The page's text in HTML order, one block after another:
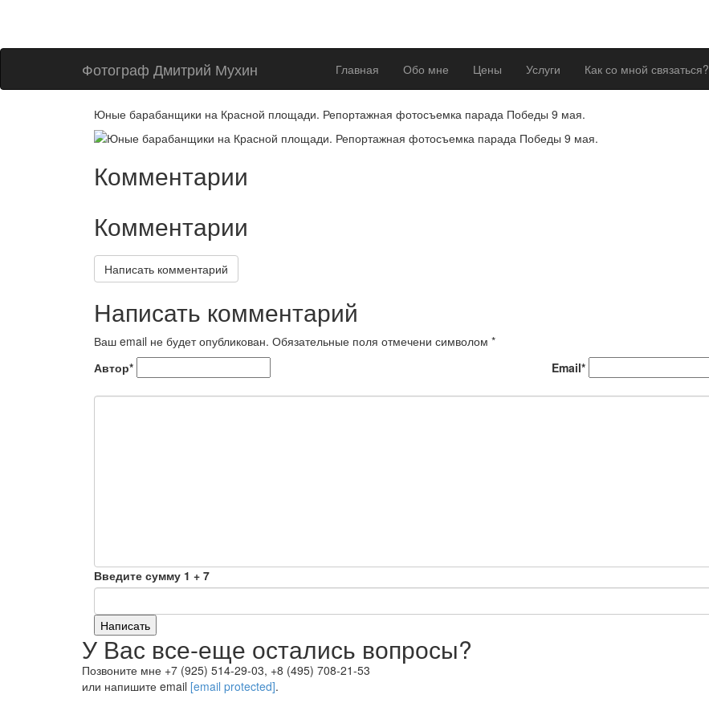
Фотограф Дмитрий Мухин Главная Обо мне Цены Услуги Как со мной связаться?
Юные барабанщики на Красной площади. Репортажная фотосъемка парада Победы 9 мая.
Комментарии
Комментарии
Написать комментарий
Написать комментарий
Ваш email не будет опубликован. Обязательные поля отмечени символом *
Автор*
Email*
Введите сумму 1 + 7
Написать
У Вас все-еще остались вопросы?
Позвоните мне +7 (925) 514-29-03, +8 (495) 708-21-53
или напишите email [email protected].